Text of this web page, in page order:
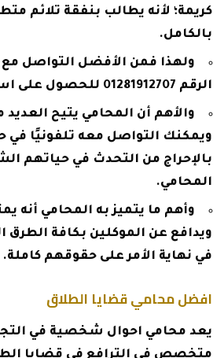
كريمة؛ لأنه يطالب بنفقة تلائم
بالكامل.
ولهذا فمن الأفضل التواصل
الرقم 01281912707 للحصول على استشارة قانونية.
والأهم أن المحامي يتيح
ويمكنك التواصل معه تلفونيًا في
بالإحراج من التحدث في حياتهم
المحامي.
وأهم ما يتميز به المحامي أنه
ويدافع عن الموكلين بكافة الطرق
في نهاية الأمر على حقوقهم كاملة.
افضل محامي قضايا الطلاق
يعد محامي احوال شخصية في